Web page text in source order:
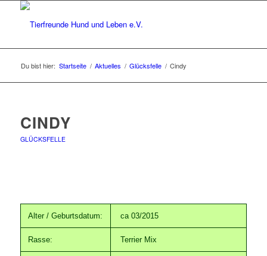
Du bist hier: Startseite / Aktuelles / Glücksfelle / Cindy
CINDY
GLÜCKSFELLE
Alter / Geburtsdatum: ca 03/2015
Rasse: Terrier Mix